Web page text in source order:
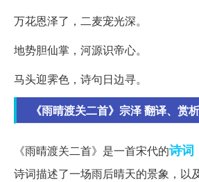
万花恩泽了，二麦宠光深。
地势胆仙掌，河源识帝心。
马头迎霁色，诗句日边寻。
《雨晴渡关二首》宗泽 翻译、赏
《雨晴渡关二首》是一首宋代的诗词
诗词描述了一场雨后晴天的景象，以